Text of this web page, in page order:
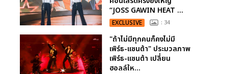
“JOSS GAWIN HEAT ...
EXCLUSIVE : 34
"ถ้าไม่มีทุกคนก็คงไม่มี
เพิร์ธ-แซนต้า" ประมวลภาพ
เพิร์ธ-แซนต้า เปลี่ยน
ฮอลล์ให...